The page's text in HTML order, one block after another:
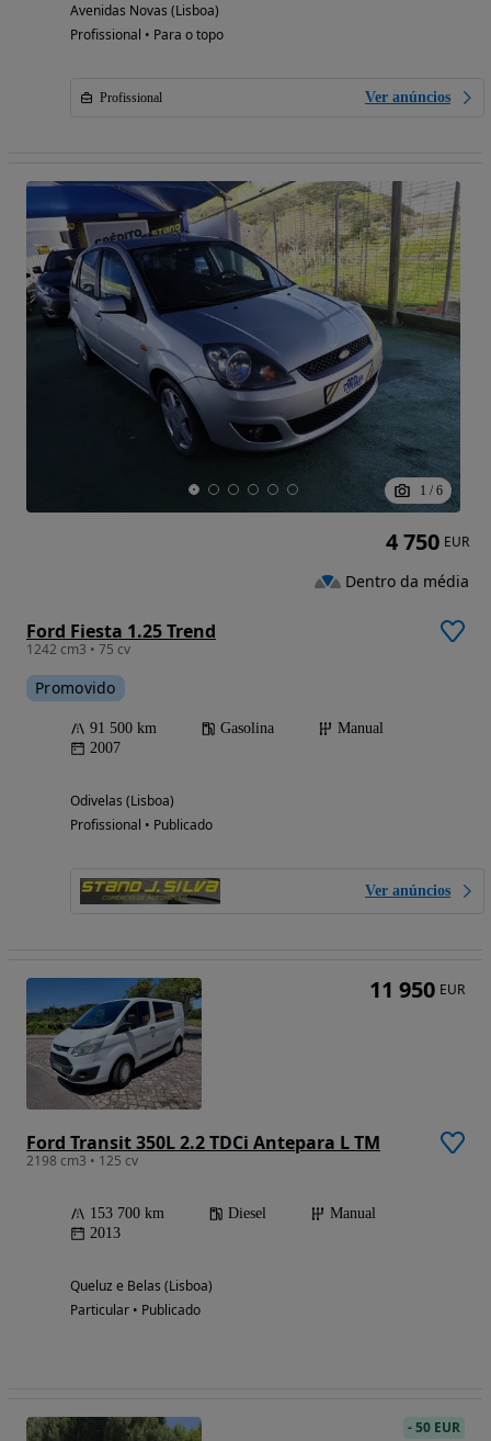
Avenidas Novas (Lisboa)
Profissional • Para o topo
Profissional Ver anúncios
1 / 6
Ford Fiesta 1.25 Trend
1242 cm3 • 75 cv
Promovido
91 500 km Gasolina
Manual
2007
Odivelas (Lisboa)
Profissional • Publicado
Ver anúncios
4 750 EUR
Dentro da média
Ford Transit 350L 2.2 TDCi Antepara L TM
2198 cm3 • 125 cv
153 700 km Diesel
Manual
2013
Queluz e Belas (Lisboa)
Particular • Publicado
11 950 EUR
-50 EUR